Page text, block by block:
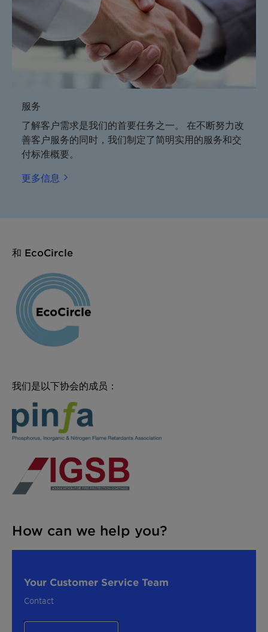
服务
了解客户需求是我们的首要任务之一。 在不断努力改
善客户服务的同时，我们制定了简明实用的服务和交
付标准概要。
更多信息
和 EcoCircle
我们是以下协会的成员：
How can we help you?
Your Customer Service Team
Contact